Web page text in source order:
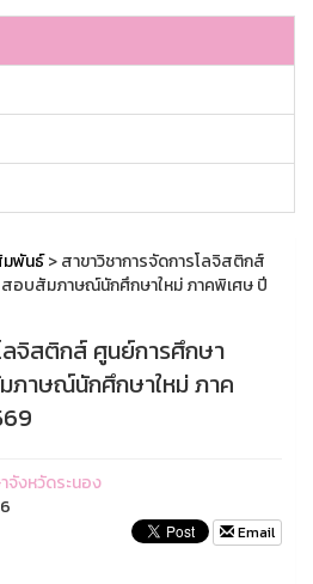
มพันธ์> สาขาวิชาการจัดการโลจิสติกส์
อบสัมภาษณ์นักศึกษาใหม่ ภาคพิเศษ ปี
ลจิสติกส์ ศูนย์การศึกษา
ภาษณ์นักศึกษาใหม่ ภาค
จังหวัดระนอง
Email